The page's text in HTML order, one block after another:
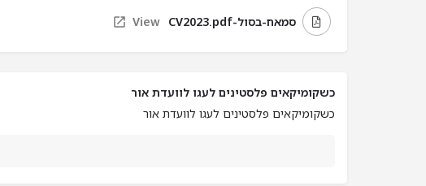
סמאח-בסול-CV2023.pdf View
כשקומיקאים פלסטינים לעגו לוועדת אור
כשקומיקאים פלסטינים לעגו לוועדת אור